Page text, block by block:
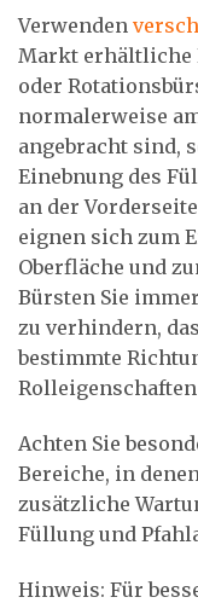
Verwenden
Markt erhältliche
oder
normalerweise
angebracht sind,
Einebnung des
an der
eignen sich zum
Oberfläche und
Bürsten Sie
zu verhindern,
bestimmte
Achten Sie
Bereiche, in
zusätzliche
Füllung und
Hinweis: Für